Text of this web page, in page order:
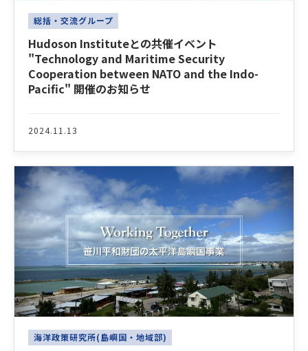
総括・交流グループ
Hudoson Instituteとの共催イベント
"Technology and Maritime Security
Cooperation between NATO and the Indo-
Pacific" 開催のお知らせ
2024.11.13
海洋政策研究所(島嶼国・地域部)